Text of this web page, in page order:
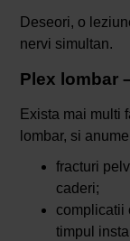
Deseori, o
nervi simultan.
Plex lombar
Exista mai multi
lombar, si
fracturi
caderi;
complicatii
timpul